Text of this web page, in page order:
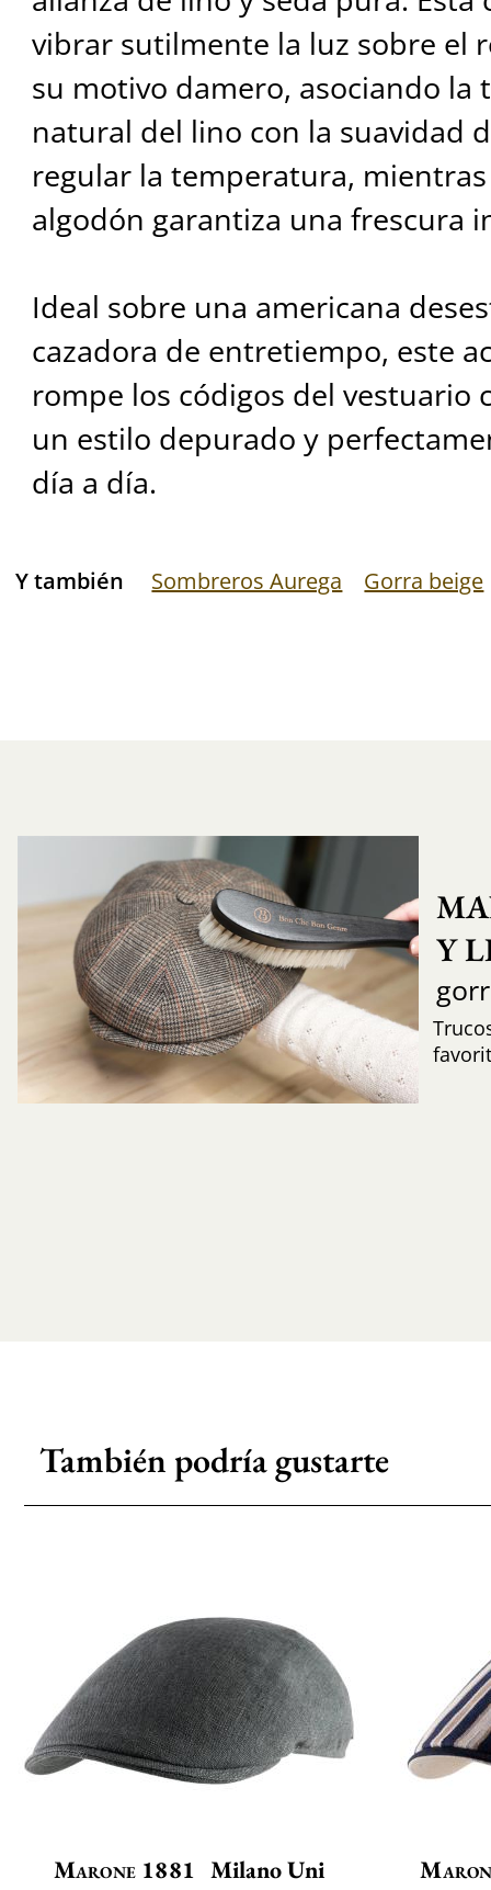
vibrar sutilmente la luz sobre el
su motivo damero, asociando
natural del lino con la suavidad
regular la temperatura,
algodón garantiza una frescura
Ideal sobre una americana
cazadora de entretiempo, este
rompe los códigos del vestuario
un estilo depurado y
día a día.
Y también Sombreros Aurega Gorra beige
Y
También podría gustarte
Marone 1881 Milano Uni